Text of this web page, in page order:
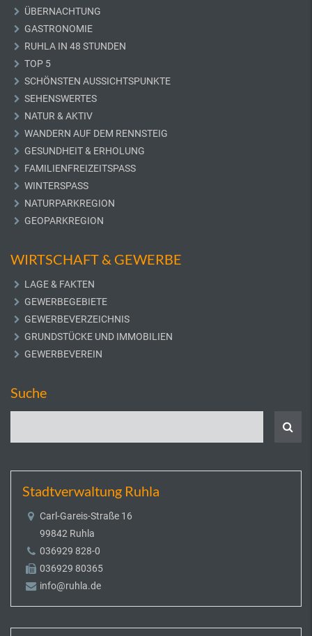
ÜBERNACHTUNG
GASTRONOMIE
RUHLA IN 48 STUNDEN
TOP 5
SCHÖNSTEN AUSSICHTSPUNKTE
SEHENSWERTES
NATUR & AKTIV
WANDERN AUF DEM RENNSTEIG
GESUNDHEIT & ERHOLUNG
FAMILIENFREIZEITSPASS
WINTERSPASS
NATURPARKREGION
GEOPARKREGION
WIRTSCHAFT & GEWERBE
LAGE & FAKTEN
GEWERBEGEBIETE
GEWERBEVERZEICHNIS
GRUNDSTÜCKE UND IMMOBILIEN
GEWERBEVEREIN
Suche
Stadtverwaltung Ruhla
Carl-Gareis-Straße 16
99842 Ruhla
036929 828-0
036929 80365
info@ruhla.de